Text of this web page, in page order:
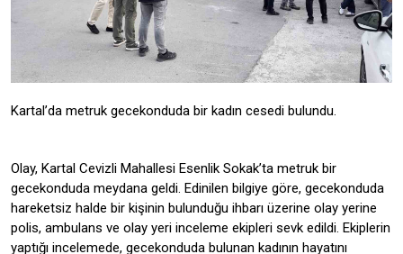
Kartal’da metruk gecekonduda bir kadın cesedi bulundu.
Olay, Kartal Cevizli Mahallesi Esenlik Sokak’ta metruk bir
gecekonduda meydana geldi. Edinilen bilgiye göre, gecekonduda
hareketsiz halde bir kişinin bulunduğu ihbarı üzerine olay yerine
polis, ambulans ve olay yeri inceleme ekipleri sevk edildi. Ekiplerin
yaptığı incelemede, gecekonduda bulunan kadının hayatını